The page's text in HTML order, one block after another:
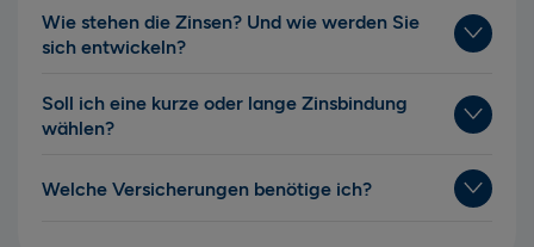
Wie stehen die Zinsen? Und wie werden Sie
sich entwickeln?
Soll ich eine kurze oder lange Zinsbindung
wählen?
Welche Versicherungen benötige ich?